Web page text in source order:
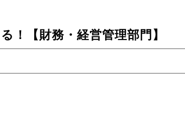
！【財務・経営管理部門】